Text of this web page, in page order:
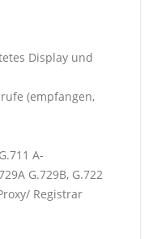
Display und
(empfangen,
A-
G.729B, G.722
Registrar